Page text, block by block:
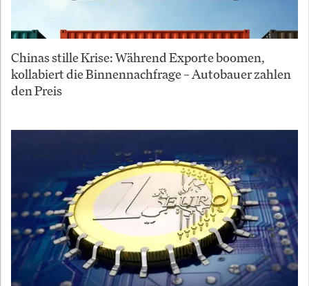
Chinas stille Krise: Während Exporte boomen,
kollabiert die Binnennachfrage – Autobauer zahlen
den Preis